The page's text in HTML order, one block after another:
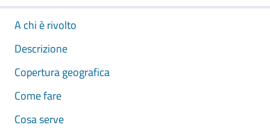
A chi è rivolto
Descrizione
Copertura geografica
Come fare
Cosa serve